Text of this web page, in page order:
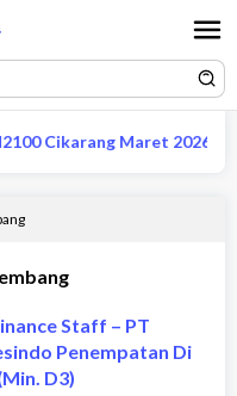
Cikarang Maret 2026
Staff – PT
Penempatan Di
D3)